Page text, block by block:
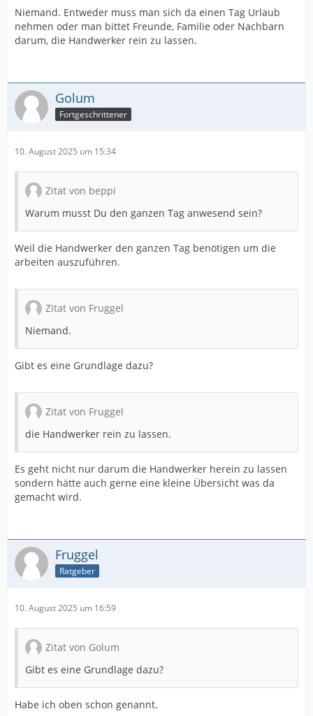
Niemand. Entweder muss man sich da einen Tag Urlaub
nehmen oder man bittet Freunde, Familie oder Nachbarn
darum, die Handwerker rein zu lassen.
Golum
Fortgeschrittener
10. August 2025 um 15:34
Zitat von beppi
Warum musst Du den ganzen Tag anwesend sein?
Weil die Handwerker den ganzen Tag benötigen um die
arbeiten auszuführen.
Zitat von Fruggel
Niemand.
Gibt es eine Grundlage dazu?
Zitat von Fruggel
die Handwerker rein zu lassen.
Es geht nicht nur darum die Handwerker herein zu lassen
sondern hätte auch gerne eine kleine Übersicht was da
gemacht wird.
Fruggel
Ratgeber
10. August 2025 um 16:59
Zitat von Golum
Gibt es eine Grundlage dazu?
Habe ich oben schon genannt.